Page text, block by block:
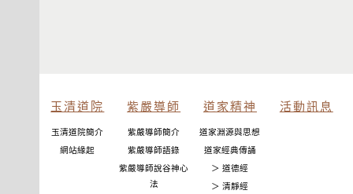
玉清道院
玉清道院簡介
網站緣起
紫嚴導師
紫嚴導師簡介
紫嚴導師語錄
紫嚴導師說谷神心
法
道家精神
道家淵源與思想
道家經典傳誦
＞ 道德經
＞ 清靜經
活動訊息